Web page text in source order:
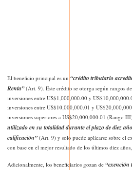
El beneficio principal es un “crédito tributario
Renta” (Art. 9). Este crédito se otorga según rangos
inversiones entre US$1,000,000.00 y
inversiones entre US$10,000,000.01 y
inversiones superiores a US$20,000,000.01 (Rango
utilizado en su totalidad durante el plazo de diez
calificación” (Art. 9) y solo puede aplicarse sobre el
con base en el mejor resultado de los últimos diez
Adicionalmente, los beneficiarios gozan de “exención